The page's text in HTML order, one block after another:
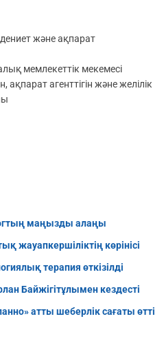
және ақпарат
мемлекеттік мекемесі
агенттігін және желілік
маңызды алаңы
жауапкершіліктің көрінісі
терапия өткізілді
Байжігітұлымен кездесті
атты шеберлік сағаты өтті